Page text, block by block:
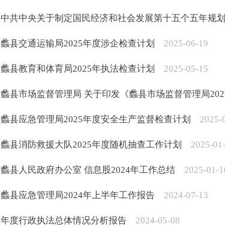
中共中央关于制定国民经济和社会发展第十五个五年规
蠡县交通运输局2025年度涉企检查计划 2025-06-19
蠡县教育和体育局2025年执法检查计划 2025-05-15
蠡县市场监督管理局 关于印发《蠡县市场监督管理局
蠡县应急管理局2025年度安全生产监督检查计划 2025-
蠡县消防救援大队2025年度随机抽查工作计划 2025-
蠡县人民政府办公室 信息股2024年工作总结 2025-01-
蠡县应急管理局2024年上半年工作报告 2024-07-13
年度行政执法总体情况分析报告 2024-05-08